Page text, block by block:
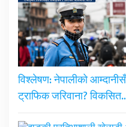
विश्लेषण: नेपालीको
ट्राफिक जरिवाना?